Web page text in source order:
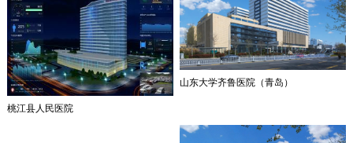
桃江县人民医院
山东大学齐鲁医院（青岛）